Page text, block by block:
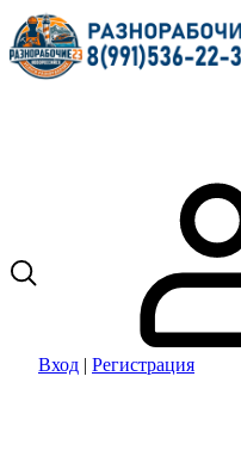
Вход | Регистрация